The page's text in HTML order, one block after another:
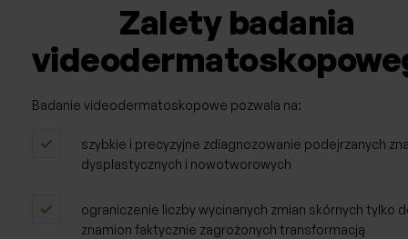
Zalety badania
Badanie videodermatoskopowe pozwala na:
szybkie i precyzyjne zdiagnozowanie podejrzanych
dysplastycznych i nowotworowych
ograniczenie liczby wycinanych zmian skórnych tylko
znamion faktycznie zagrożonych transformacją